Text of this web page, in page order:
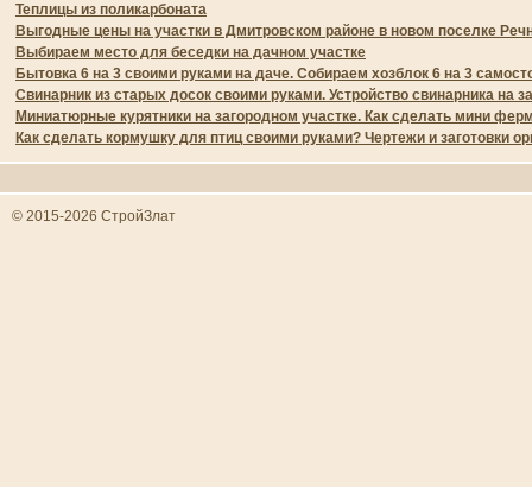
Теплицы из поликарбоната
Выгодные цены на участки в Дмитровском районе в новом поселке
Выбираем место для беседки на дачном участке
Бытовка 6 на 3 своими руками на даче. Собираем хозблок 6 на 3
Свинарник из старых досок своими руками. Устройство свинарника на
Миниатюрные курятники на загородном участке. Как сделать мини
Как сделать кормушку для птиц своими руками? Чертежи и заготовки
© 2015-2026 СтройЗлат